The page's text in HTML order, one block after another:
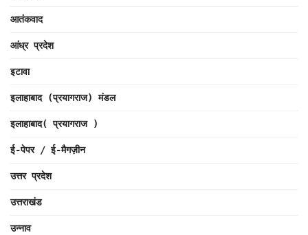
आतंकवाद
आंध्र प्रदेश
इटावा
इलाहाबाद (प्रयागराज) मंडल
इलाहाबाद( प्रयागराज )
ई-पेपर / ई-मैगज़ीन
उत्तर प्रदेश
उत्तराखंड
उन्नाव